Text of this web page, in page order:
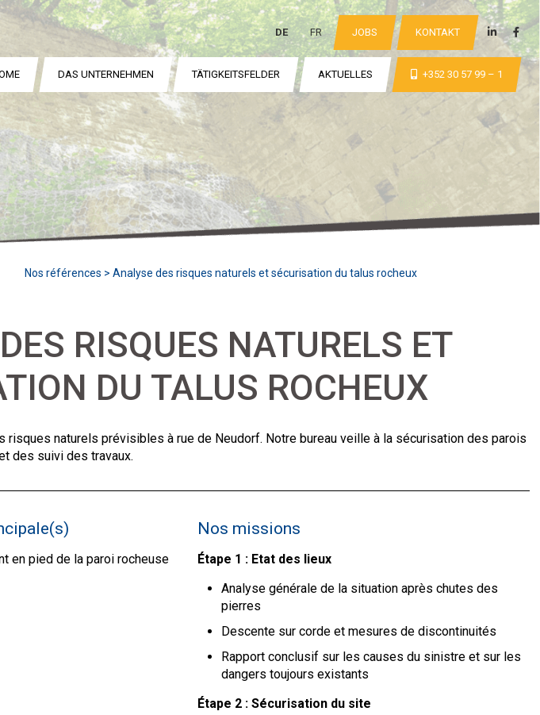
DE FR JOBS KONTAKT
DAS UNTERNEHMEN TÄTIGKEITSFELDER AKTUELLES +352 30 57 99 – 1
Nos références > Analyse des risques naturels et sécurisation du talus rocheux
RISQUES NATURELS ET
DU TALUS ROCHEUX
risques naturels prévisibles à rue de Neudorf. Notre bureau veille à la sécurisation des parois
des suivi des travaux.
en pied de la paroi rocheuse
Nos missions
Étape 1 : Etat des lieux
Analyse générale de la situation après chutes des
pierres
Descente sur corde et mesures de discontinuités
Rapport conclusif sur les causes du sinistre et sur les
dangers toujours existants
Étape 2 : Sécurisation du site